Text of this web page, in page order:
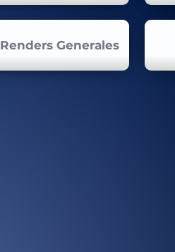
Renders Generales